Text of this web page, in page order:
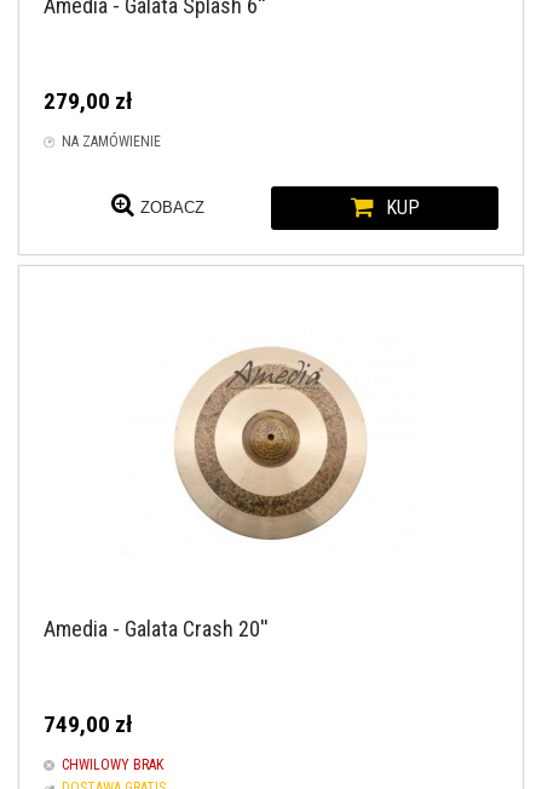
Amedia - Galata Splash 6''
279,00 zł
NA ZAMÓWIENIE
ZOBACZ KUP
Amedia - Galata Crash 20''
749,00 zł
CHWILOWY BRAK